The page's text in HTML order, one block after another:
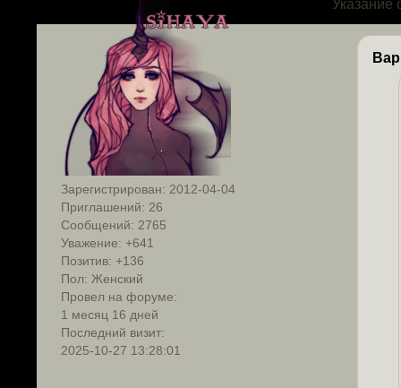
Зарегистрирован: 2012-04-04
Приглашений: 26
Сообщений: 2765
Уважение: +641
Позитив: +136
Пол: Женский
Провел на форуме:
1 месяц 16 дней
Последний визит:
2025-10-27 13:28:01
Указание